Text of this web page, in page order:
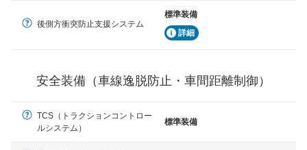
駐車をスムーズに行うためにインテリジェンスパーキン
グ・アシストやサイドブラインドモニターなどが装備さ
万が一車体が衝撃を受けたときに、運転者・同乗者を守
るSRSエアバッグシステム、プリテンショナーシートベ
後側方衝突防止支援システム
標準装備
詳細
安全装備（車線逸脱防止・車間距離制御）
TCS（トラクションコントロー
ルシステム）
標準装備